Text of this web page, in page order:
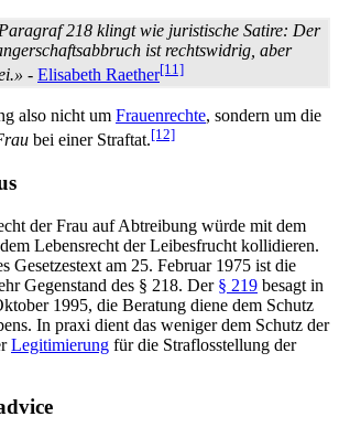
218 klingt wie juristische Satire: Der
ist rechtswidrig, aber
- Elisabeth Raether[11]
also nicht um Frauenrechte, sondern um die
bei einer Straftat.[12]
der Frau auf Abtreibung würde mit dem
Lebensrecht der Leibesfrucht kollidieren.
Gesetzestext am 25. Februar 1975 ist die
Gegenstand des § 218. Der § 219 besagt in
1995, die Beratung diene dem Schutz
In praxi dient das weniger dem Schutz der
Legitimierung für die Straflosstellung der